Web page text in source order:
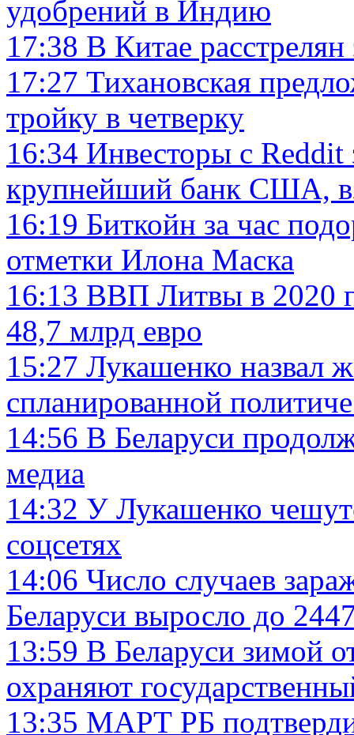
удобрений в Индию
17:38 В Китае
17:27 Тихановская
тройку в четверку
16:34 Инвесторы с Reddit
крупнейший банк США,
16:19 Биткойн за час
отметки Илона Маска
16:13 ВВП Литвы в 2020
48,7 млрд евро
15:27 Лукашенко назвал
спланированной
14:56 В Беларуси
медиа
14:32 У Лукашенко
соцсетях
14:06 Число случаев
Беларуси выросло до
13:59 В Беларуси зимой
охраняют
13:35 МАРТ РБ